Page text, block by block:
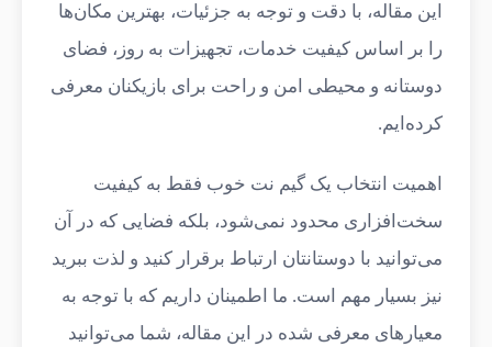
این مقاله، با دقت و توجه به جزئیات، بهترین مکان‌ها
را بر اساس کیفیت خدمات، تجهیزات به روز، فضای
دوستانه و محیطی امن و راحت برای بازیکنان معرفی
کرده‌ایم.
اهمیت انتخاب یک گیم نت خوب فقط به کیفیت
سخت‌افزاری محدود نمی‌شود، بلکه فضایی که در آن
می‌توانید با دوستانتان ارتباط برقرار کنید و لذت ببرید
نیز بسیار مهم است. ما اطمینان داریم که با توجه به
معیارهای معرفی شده در این مقاله، شما می‌توانید